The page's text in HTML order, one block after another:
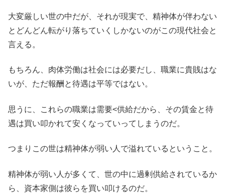
大変厳しい世の中だが、それが現実で、精神体が伴わない
とどんどん転がり落ちていくしかないのがこの現代社会と
言える。
もちろん、肉体労働は社会には必要だし、職業に貴賎はな
いが、ただ報酬と待遇は平等ではない。
思うに、これらの職業は需要<供給だから、その賃金と待
遇は買い叩かれて安くなっていってしまうのだ。
つまりこの世は精神体が弱い人で溢れているということ。
精神体が弱い人が多くて、世の中に過剰供給されているか
ら、資本家側は彼らを買い叩けるのだ。